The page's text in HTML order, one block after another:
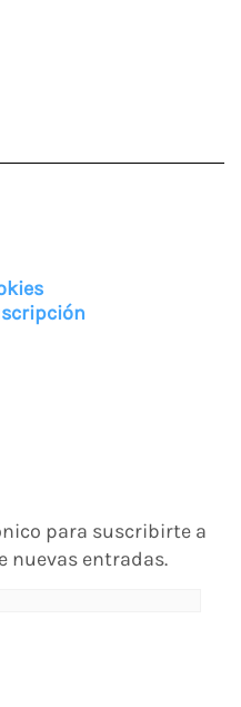
para suscribirte a
nuevas entradas.